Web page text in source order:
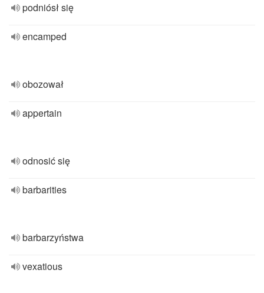
podniósł się
encamped
obozował
appertain
odnosić się
barbarities
barbarzyństwa
vexatious